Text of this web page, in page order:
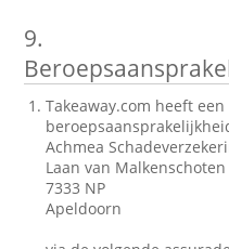
9.
Takeaway.com heeft een
Achmea
Laan van Malkenschoten
7333 NP
Apeldoorn